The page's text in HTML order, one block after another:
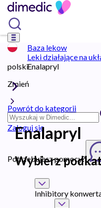
polski
Zmień
Zaloguj się
Potrzebujesz pomocy?
Baza lekow
Leki działające na
Enalapryl
Powrót do kategorii
Enalapryl
Wybierz
Inhibitory